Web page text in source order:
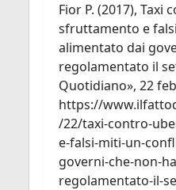
Fior P. (2017), Taxi
sfruttamento e
alimentato dai
regolamentato il
Quotidiano», 22
https://
/22/taxi-contro-
e-falsi-miti-un-
governi-che-non-
regolamentato-il-